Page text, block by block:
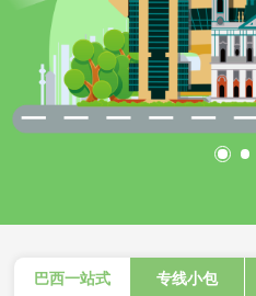
巴西一站式 专线小包